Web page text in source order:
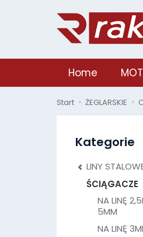
Home
Start ŻEGLARSKIE
Kategorie
LINY
ŚCIĄGACZE
NA LINĘ
5MM
NA LINĘ